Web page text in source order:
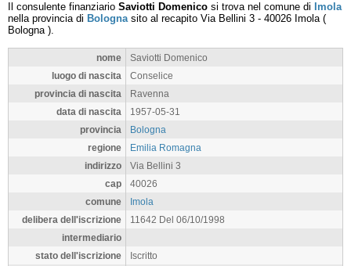
Il consulente finanziario Saviotti Domenico si trova nel comune di Imola
nella provincia di Bolognasito al recapito Via Bellini 3 - 40026 Imola(
Bologna).
nome
Saviotti Domenico
luogo di nascita
Conselice
provincia di nascita
Ravenna
data di nascita
1957-05-31
provincia
Bologna
regione
Emilia Romagna
indirizzo
Via Bellini 3
cap
40026
comune
Imola
delibera dell'iscrizione
11642 Del 06/10/1998
intermediario
stato dell'iscrizione
Iscritto